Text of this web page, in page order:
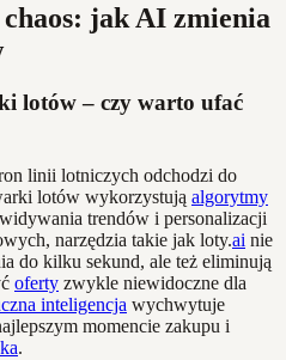
jak AI zmienia
lotów – czy warto ufać
linii lotniczych odchodzi do
lotów wykorzystują algorytmy
trendów i personalizacji
narzędzia takie jak loty.ai nie
do kilku sekund, ale też eliminują
oferty zwykle niewidoczne dla
inteligencja wychwytuje
momencie zakupu i
.